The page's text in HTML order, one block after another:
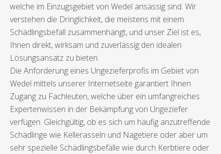
welche im Einzugsgebiet von Wedel ansässig sind. Wir
verstehen die Dringlichkeit, die meistens mit einem
Schädlingsbefall zusammenhängt, und unser Ziel ist es,
Ihnen direkt, wirksam und zuverlässig den idealen
Lösungsansatz zu bieten.
Die Anforderung eines Ungezieferprofis im Gebiet von
Wedel mittels unserer Internetseite garantiert Ihnen
Zugang zu Fachleuten, welche über ein umfangreiches
Expertenwissen in der Bekämpfung von Ungeziefer
verfügen. Gleichgültig, ob es sich um häufig anzutreffende
Schädlinge wie Kellerasseln und Nagetiere oder aber um
sehr spezielle Schädlingsbefälle wie durch Kerbtiere oder